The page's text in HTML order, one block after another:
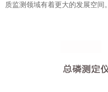
质监测领域有着更大的发展空间。